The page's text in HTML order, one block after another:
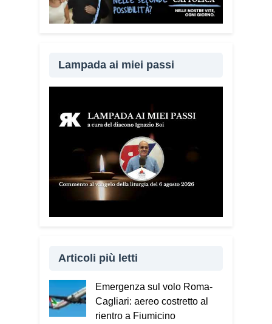
incontrando tante comunità in tutta Italia.
Ringrazio i comuni, le prefetture e le
ad aderire c’è il Comune di Elmas.
un concetto: non bisogna avere paura di
denunciare o segnalare anche un
semplice tentativo di truffa. Ogni
segnalazione permette alle forze
dell’ordine di organizzare controlli più
efficaci sul territorio.Lei parla anche
delle cosiddette “cinque bandiere
rapidamente la fiducia oppure chiede
soldi, dati personali o password. Se
riconosciamo anche solo uno di questi
elementi dobbiamo fermarci e riflettere.
Lampada ai miei passi
Articoli più letti
Emergenza sul volo Roma-
Cagliari: aereo costretto al
rientro a Fiumicino